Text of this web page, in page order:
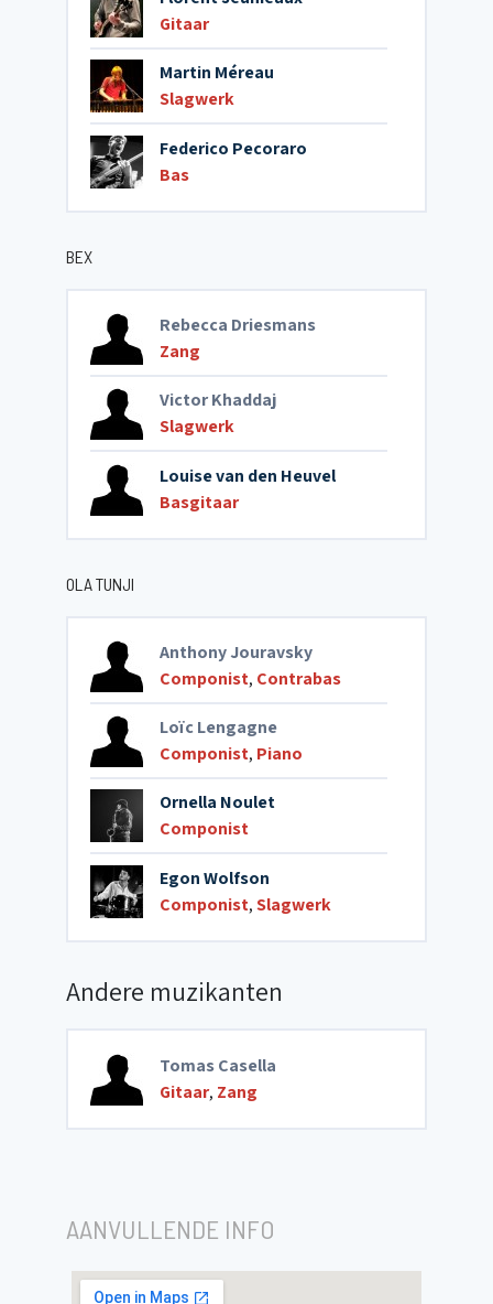
Gitaar
Martin Méreau
Slagwerk
Federico Pecoraro
Bas
BEX
Rebecca Driesmans
Zang
Victor Khaddaj
Slagwerk
Louise van den Heuvel
Basgitaar
OLA TUNJI
Anthony Jouravsky
Componist, Contrabas
Loïc Lengagne
Componist, Piano
Ornella Noulet
Componist
Egon Wolfson
Componist,Slagwerk
Andere muzikanten
Tomas Casella
Gitaar, Zang
AANVULLENDE INFO